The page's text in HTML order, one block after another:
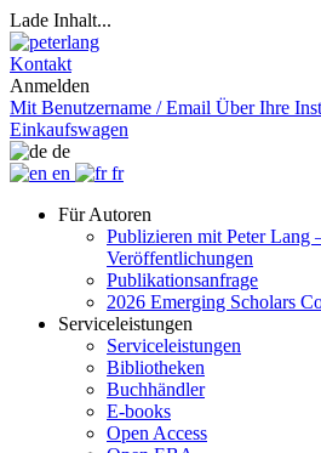
Lade Inhalt...
Kontakt
Anmelden
Mit Benutzername / Email Über Ihre
Einkaufswagen
de
en
fr
Für Autoren
Publizieren mit Peter Lang
Veröffentlichungen
Publikationsanfrage
2026 Emerging Scholars
Serviceleistungen
Serviceleistungen
Bibliotheken
Buchhändler
E-books
Open Access